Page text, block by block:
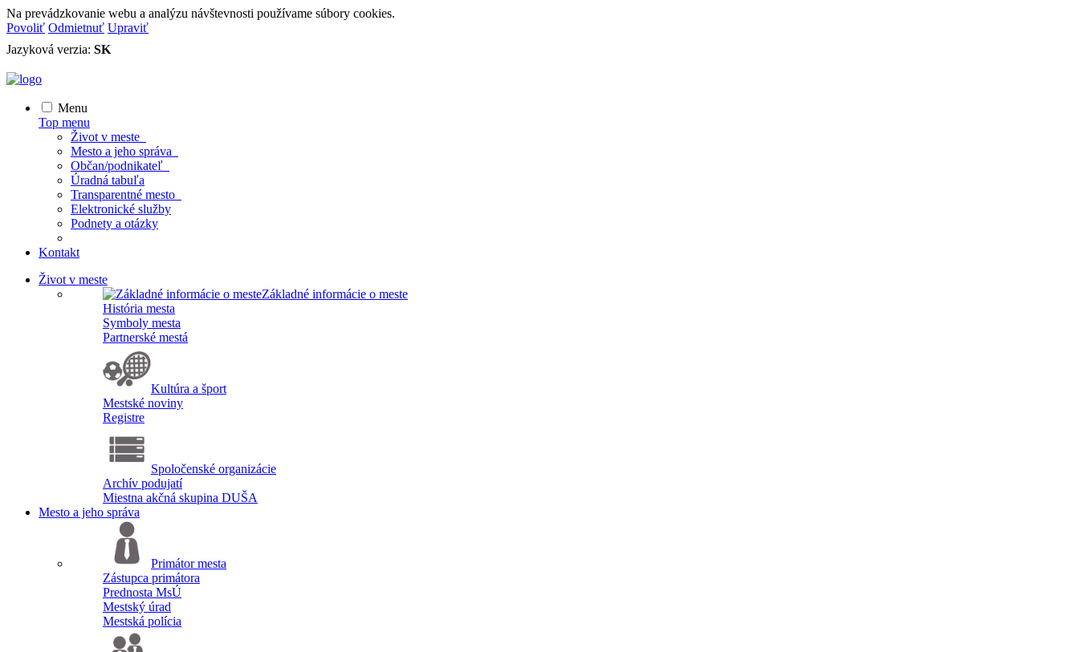
Na prevádzkovanie webu a analýzu návštevnosti používame súbory cookies.
Povoliť Odmietnuť Upraviť
Jazyková verzia: SK
Menu
Top menu
Život v meste
Mesto a jeho správa
Občan/podnikateľ
Úradná tabuľa
Transparentné mesto
Elektronické služby
Podnety a otázky
Kontakt
Život v meste
Základné informácie o meste
História mesta
Symboly mesta
Partnerské mestá
Kultúra a šport
Mestské noviny
Registre
Spoločenské organizácie
Archív podujatí
Miestna akčná skupina DUŠA
Mesto a jeho správa
Primátor mesta
Zástupca primátora
Prednosta MsÚ
Mestský úrad
Mestská polícia